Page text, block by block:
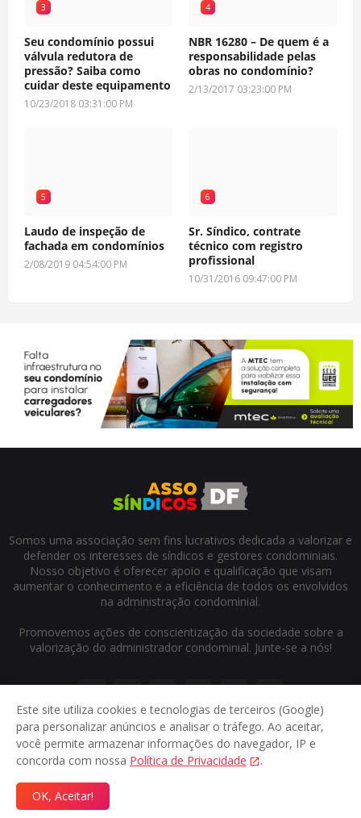
3
Seu condomínio possui
válvula redutora de
pressão? Saiba como
cuidar deste equipamento
10/23/2018 03:31:00 PM
4
NBR 16280 – De quem é a
responsabilidade pelas
obras no condomínio?
2/13/2017 03:23:00 PM
5
Laudo de inspeção de
fachada em condomínios
2/08/2019 04:54:00 PM
6
Sr. Síndico, contrate
técnico com registro
profissional
10/31/2016 09:47:00 PM
Somos uma associação sem fins lucrativos dedicada a valorizar e
defender os interesses de síndicos e gestores condominiais.
Nosso objetivo é oferecer apoio e qualificação que visam
aumentar o conhecimento e a eficiência de todos os envolvidos
na administração condominial.
Promovemos ações de conscientização da sociedade sobre a
valorização do administrador condominial. Junte-se a nós!
© 2024
Sobre Contato Privacidade
Este site utiliza cookies e tecnologias de terceiros (Google)
para personalizar anúncios e analisar o tráfego. Ao aceitar,
você permite armazenar informações do navegador, IP e
concorda com nossa Política de Privacidade .
OK, Aceitar!